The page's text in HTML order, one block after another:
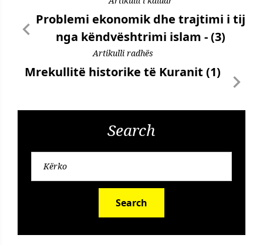
Problemi ekonomik dhe trajtimi i tij
nga këndvështrimi islam - (3)
Artikulli radhës
Mrekullitë historike të Kuranit (1)
Search
Search